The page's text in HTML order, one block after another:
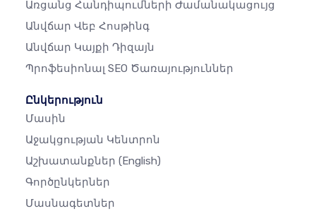
Առցանց Հանդիպումների Ժամանակացույց
Անվճար Վեբ Հոսթինգ
Անվճար Կայքի Դիզայն
Պրոֆեսիոնալ SEO Ծառայություններ
Ընկերություն
Մասին
Աջակցության Կենտրոն
Աշխատանքներ (English)
Գործընկերներ
Մասնագետներ